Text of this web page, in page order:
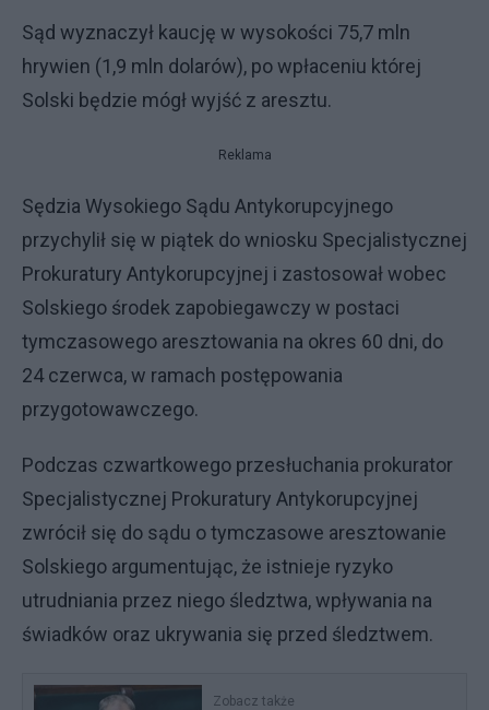
Sąd wyznaczył kaucję w wysokości 75,7 mln
hrywien (1,9 mln dolarów), po wpłaceniu której
Solski będzie mógł wyjść z aresztu.
Reklama
Sędzia Wysokiego Sądu Antykorupcyjnego
przychylił się w piątek do wniosku Specjalistycznej
Prokuratury Antykorupcyjnej i zastosował wobec
Solskiego środek zapobiegawczy w postaci
tymczasowego aresztowania na okres 60 dni, do
24 czerwca, w ramach postępowania
przygotowawczego.
Podczas czwartkowego przesłuchania prokurator
Specjalistycznej Prokuratury Antykorupcyjnej
zwrócił się do sądu o tymczasowe aresztowanie
Solskiego argumentując, że istnieje ryzyko
utrudniania przez niego śledztwa, wpływania na
świadków oraz ukrywania się przed śledztwem.
Zobacz także